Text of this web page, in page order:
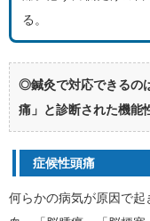
る
◎鍼灸で対応できるの
痛」と診断された機能
症候性頭痛
何らかの病気が原因で